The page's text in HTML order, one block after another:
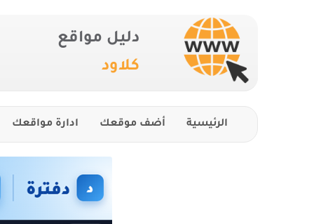
دليل مواقع
كلاود
الرئيسية أضف موقعك ادارة مواقعك